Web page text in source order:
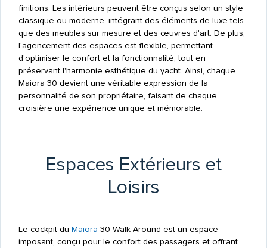
finitions. Les intérieurs peuvent être conçus selon un style
classique ou moderne, intégrant des éléments de luxe tels
que des meubles sur mesure et des œuvres d'art. De plus,
l'agencement des espaces est flexible, permettant
d'optimiser le confort et la fonctionnalité, tout en
préservant l'harmonie esthétique du yacht. Ainsi, chaque
Maiora 30 devient une véritable expression de la
personnalité de son propriétaire, faisant de chaque
croisière une expérience unique et mémorable.
Espaces Extérieurs et
Loisirs
Le cockpit du Maiora 30 Walk-Around est un espace
imposant, conçu pour le confort des passagers et offrant